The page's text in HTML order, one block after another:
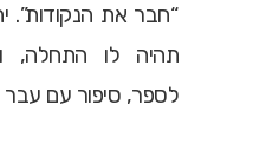
“חבר את הנקודות”.
תהיה לו התחלה,
לספר, סיפור עם עבר